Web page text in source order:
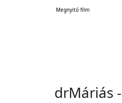
Megnyitó film
drMáriás